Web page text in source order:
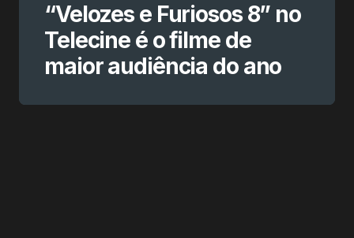
“Velozes e Furiosos 8” no
Telecine é o filme de
maior audiência do ano